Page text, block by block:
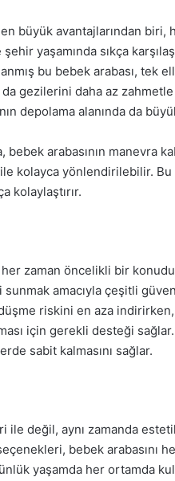
büyük avantajlarından biri,
yaşamında sıkça
bu bebek arabası, tek
gezilerini daha az
depolama alanında da
arabasının manevra
kolayca yönlendirilebilir.
kolaylaştırır.
zaman öncelikli bir
amacıyla çeşitli
riskini en aza indirirken,
için gerekli desteği
sabit kalmasını sağlar.
değil, aynı zamanda
bebek arabasını
yaşamda her ortamda